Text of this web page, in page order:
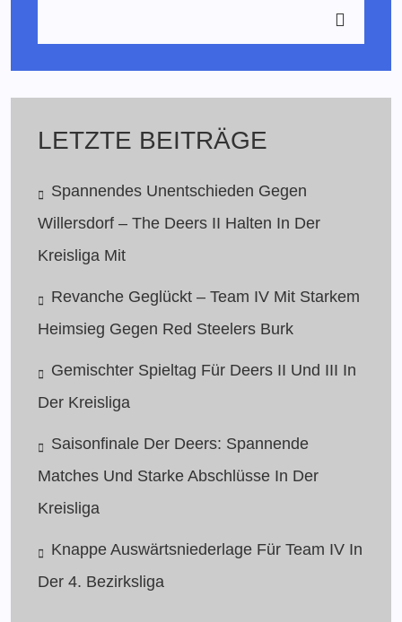
LETZTE BEITRÄGE
Spannendes Unentschieden Gegen
Willersdorf – The Deers II Halten In Der
Kreisliga Mit
Revanche Geglückt – Team IV Mit Starkem
Heimsieg Gegen Red Steelers Burk
Gemischter Spieltag Für Deers II Und III In
Der Kreisliga
Saisonfinale Der Deers: Spannende
Matches Und Starke Abschlüsse In Der
Kreisliga
Knappe Auswärtsniederlage Für Team IV In
Der 4. Bezirksliga